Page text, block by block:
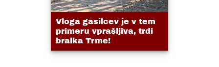
Vloga gasilcev je v tem
primeru vprašljiva, trdi
bralka Trme!